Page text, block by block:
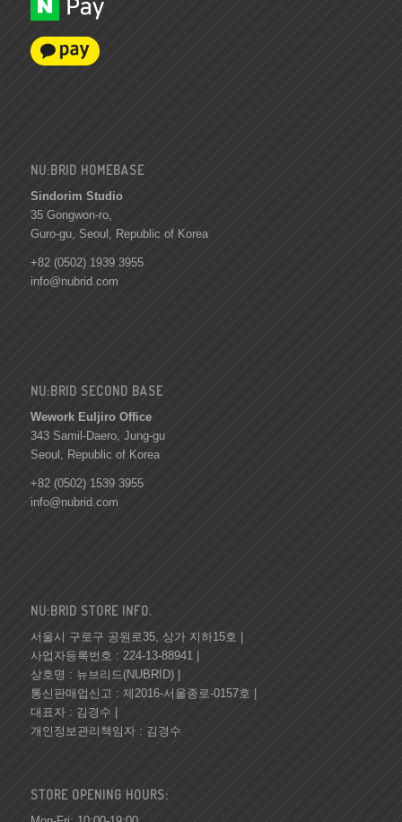
NU:BRID HOMEBASE
Sindorim Studio
35 Gongwon-ro,
Guro-gu, Seoul, Republic of Korea
+82 (0502) 1939 3955
info@nubrid.com
NU:BRID SECOND BASE
Wework Euljiro Office
343 Samil-Daero, Jung-gu
Seoul, Republic of Korea
+82 (0502) 1539 3955
info@nubrid.com
NU:BRID STORE INFO.
서울시 구로구 공원로35, 상가 지하15호 |
사업자등록번호 : 224-13-88941 |
상호명 : 뉴브리드(NUBRID) |
통신판매업신고 : 제2016-서울종로-0157호 |
대표자 : 김경수 |
개인정보관리책임자 : 김경수
STORE OPENING HOURS: